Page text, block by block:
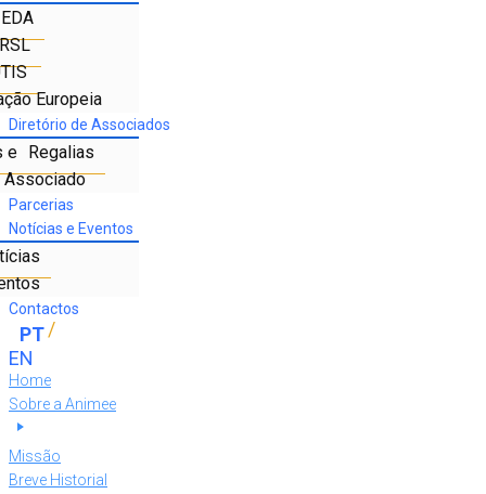
Europeia
Diretório de Associados
e Regalias
Associado
Parcerias
Notícias e Eventos
Contactos
Home
Sobre a Animee
Missão
Breve Historial